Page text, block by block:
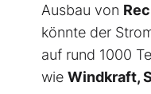
Ausbau von
könnte der
auf rund 1000
wie Windkraft,